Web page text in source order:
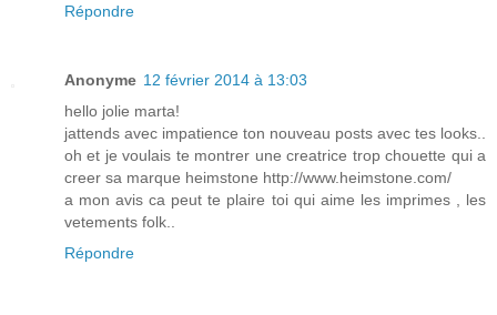
Répondre
Anonyme 12 février 2014 à 13:03
hello jolie marta!
jattends avec impatience ton nouveau posts avec tes looks..
oh et je voulais te montrer une creatrice trop chouette qui a
creer sa marque heimstone http://www.heimstone.com/
a mon avis ca peut te plaire toi qui aime les imprimes , les
vetements folk..
Répondre